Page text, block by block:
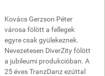
Kovács Gerzson Péter
városa fölött a fellegek
egyre csak gyülekeznek.
Nevezetesen DiverZity fölött
a jubileumi produkcióban. A
25 éves TranzDanz ezúttal